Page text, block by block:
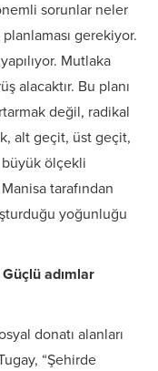
sorunlar neler
gerekiyor.
Mutlaka
alacaktır. Bu planı
değil, radikal
alt geçit, üst geçit,
ölçekli
tarafından
yoğunluğu
adımlar
donatı alanları
“Şehirde